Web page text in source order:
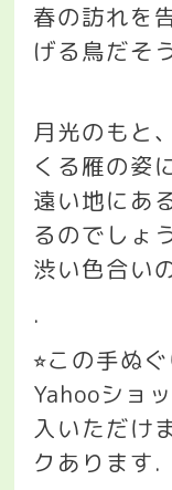
春の訪れを
げる鳥だそ
月光のもと
くる雁の姿に
遠い地にあ
るのでしょ
渋い色合い
.
⭐︎この手ぬ
Yahooショ
入いただけ
クあります.